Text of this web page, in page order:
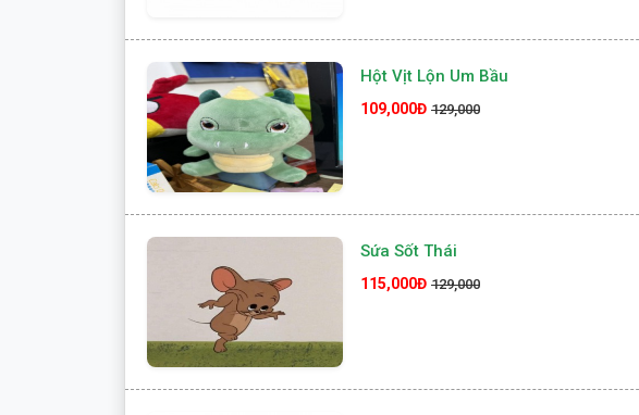
Hột Vịt Lộn Um Bầu
109,000Đ 129,000
Sứa Sốt Thái
115,000Đ 129,000